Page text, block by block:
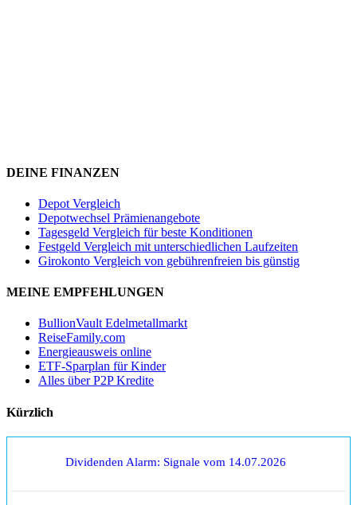
DEINE FINANZEN
Depot Vergleich
Depotwechsel Prämienangebote
Tagesgeld Vergleich für beste Konditionen
Festgeld Vergleich mit unterschiedlichen Laufzeiten
Girokonto Vergleich von gebührenfreien bis günstig
MEINE EMPFEHLUNGEN
BullionVault Edelmetallmarkt
ReiseFamily.com
Energieausweis online
ETF-Sparplan für Kinder
Alles über P2P Kredite
Kürzlich
Dividenden Alarm: Signale vom 14.07.2026